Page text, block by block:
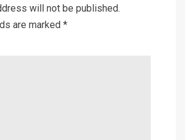
will not be published.
are marked *